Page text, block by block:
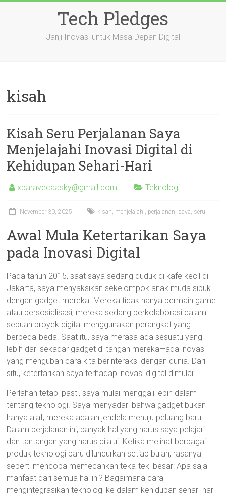
Tech Pledges
Janji Inovasi untuk Masa Depan Digital
kisah
Kisah Seru Perjalanan Saya
Menjelajahi Inovasi Digital di
Kehidupan Sehari-Hari
xbaravecaasky@gmail.com Teknologi
November 30, 2025 kisah, menjelajahi, perjalanan, saya, seru
Awal Mula Ketertarikan Saya
pada Inovasi Digital
Pada tahun 2015, saat saya sedang duduk di kafe kecil di
Jakarta, saya menyaksikan sekelompok anak muda sibuk
dengan gadget mereka. Mereka tidak hanya bermain game
atau bersosialisasi; mereka sedang berkolaborasi dalam
sebuah proyek digital menggunakan perangkat yang
berbeda-beda. Saat itu, saya merasa ada sesuatu yang
lebih dari sekadar gadget di tangan mereka—ada inovasi
yang mengubah cara kita berinteraksi dengan dunia. Dari
situ, ketertarikan saya terhadap inovasi digital dimulai.
Perlahan tetapi pasti, saya mulai menggali lebih dalam
tentang teknologi. Saya menyadari bahwa gadget bukan
hanya alat; mereka adalah jendela menuju peluang baru.
Dalam perjalanan ini, banyak hal yang harus saya pelajari
dan tantangan yang harus dilalui. Ketika melihat berbagai
produk teknologi baru diluncurkan setiap bulan, rasanya
seperti mencoba memecahkan teka-teki besar: Apa saja
manfaat dari semua hal ini? Bagaimana cara
mengintegrasikan teknologi ke dalam kehidupan sehari-hari